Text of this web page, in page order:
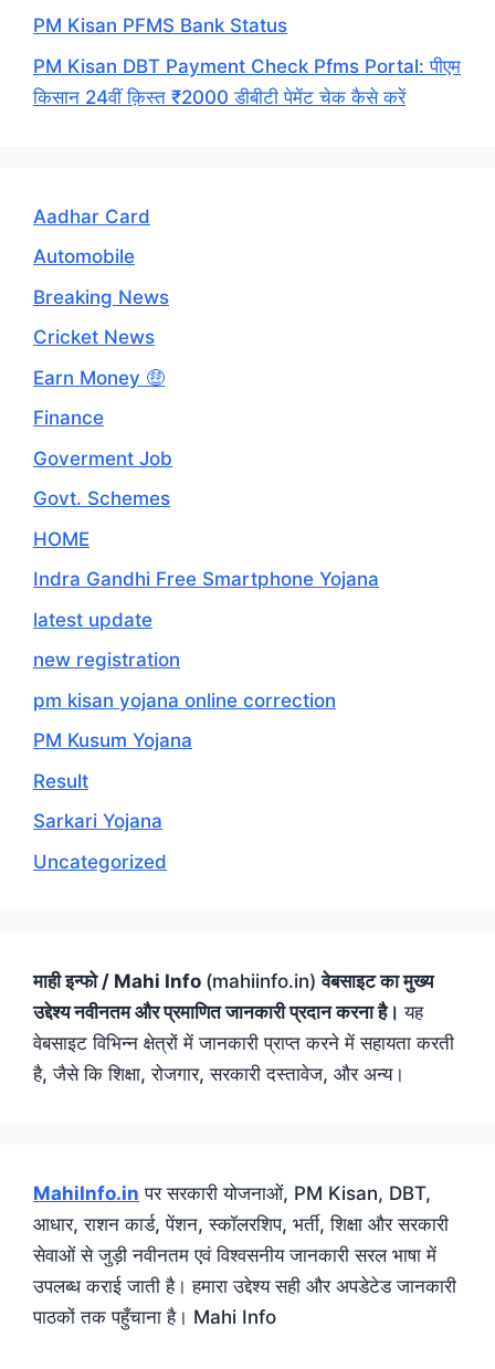
PM Kisan PFMS Bank Status
PM Kisan DBT Payment Check Pfms Portal: पीएम
किसान 24वीं क़िस्त ₹2000 डीबीटी पेमेंट चेक कैसे करें
Aadhar Card
Automobile
Breaking News
Cricket News
Earn Money 🤑
Finance
Goverment Job
Govt. Schemes
HOME
Indra Gandhi Free Smartphone Yojana
latest update
new registration
pm kisan yojana online correction
PM Kusum Yojana
Result
Sarkari Yojana
Uncategorized
माही इन्फो / Mahi Info (mahiinfo.in)वेबसाइट का मुख्य
उद्देश्य नवीनतम और प्रमाणित जानकारी प्रदान करना है। यह
वेबसाइट विभिन्न क्षेत्रों में जानकारी प्राप्त करने में सहायता करती
है, जैसे कि शिक्षा, रोजगार, सरकारी दस्तावेज, और अन्य।
MahiInfo.in पर सरकारी योजनाओं, PM Kisan, DBT,
आधार, राशन कार्ड, पेंशन, स्कॉलरशिप, भर्ती, शिक्षा और सरकारी
सेवाओं से जुड़ी नवीनतम एवं विश्वसनीय जानकारी सरल भाषा में
उपलब्ध कराई जाती है। हमारा उद्देश्य सही और अपडेटेड जानकारी
पाठकों तक पहुँचाना है। Mahi Info